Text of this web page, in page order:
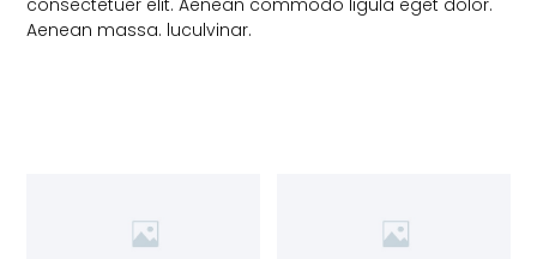
Aenean massa. luculvinar.